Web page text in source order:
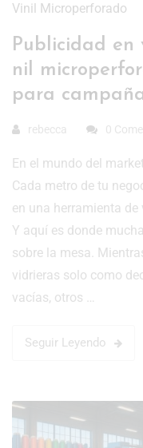
Vinil Microperforado
Publicidad en
nil
para
rebecca 0
En el mundo del
Cada metro de tu
en una herramienta
Y aquí es donde
sobre la mesa.
vidrieras solo como
vacías, otros …
Seguir Leyendo